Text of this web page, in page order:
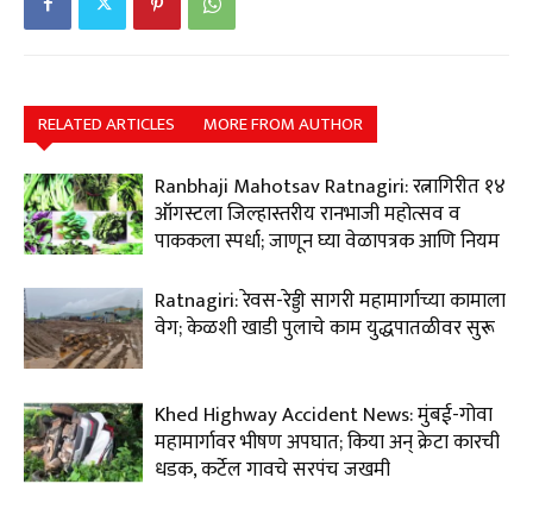
RELATED ARTICLES MORE FROM AUTHOR
Ranbhaji Mahotsav Ratnagiri: रत्नागिरीत १४
ऑगस्टला जिल्हास्तरीय रानभाजी महोत्सव व
पाककला स्पर्धा; जाणून घ्या वेळापत्रक आणि नियम
Ratnagiri: रेवस-रेड्डी सागरी महामार्गाच्या कामाला
वेग; केळशी खाडी पुलाचे काम युद्धपातळीवर सुरू
Khed Highway Accident News: मुंबई-गोवा
महामार्गावर भीषण अपघात; किया अन् क्रेटा कारची
धडक, कर्टेल गावचे सरपंच जखमी